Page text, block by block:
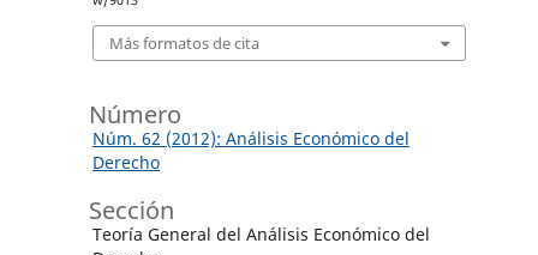
Más formatos de cita
Número
Núm. 62 (2012): Análisis Económico del
Derecho
Sección
Teoría General del Análisis Económico del